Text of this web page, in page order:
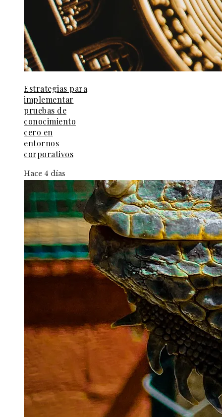
Estrategias para
implementar
pruebas de
conocimiento
cero en
entornos
corporativos
Hace 4 días